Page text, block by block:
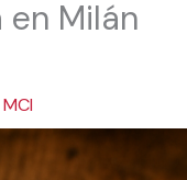
Milán
MCI